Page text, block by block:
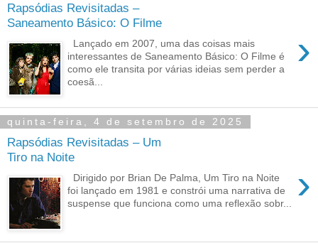
Rapsódias Revisitadas –
Saneamento Básico: O Filme
›
Lançado em 2007, uma das coisas mais
interessantes de Saneamento Básico: O Filme é
como ele transita por várias ideias sem perder a
coesã...
quinta-feira, 4 de setembro de 2025
Rapsódias Revisitadas – Um
Tiro na Noite
›
Dirigido por Brian De Palma, Um Tiro na Noite
foi lançado em 1981 e constrói uma narrativa de
suspense que funciona como uma reflexão sobr...